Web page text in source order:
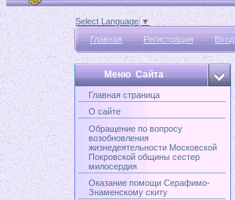
Select Language ▼
Главная
Регистрация Вход
Меню Сайта
Главная страница
О сайте
Обращение по вопросу
возобновления
жизнедеятельности Московской
Покровской общины сестер
милосердия
Оказание помощи Серафимо-
Знаменскому скиту